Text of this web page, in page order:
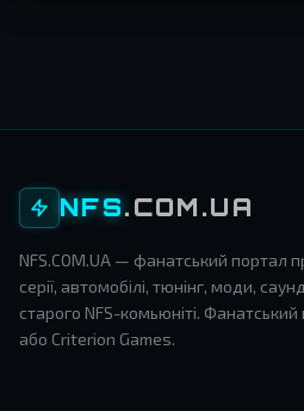
NFS.COM.UA
NFS.COM.UA — фанатський портал
серії, автомобілі, тюнінг, моди,
старого NFS-комьюніті.
або Criterion Games.